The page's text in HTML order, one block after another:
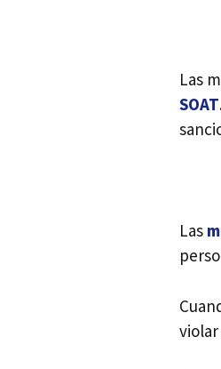
Las
SOAT
Las